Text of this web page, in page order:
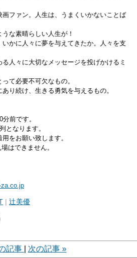
ファン。人生は、うまくいかないことば
な素晴らしい人生が！
かに人々に夢を与えてきたか。人々を支
人々に大切なメッセージを投げかけるミ
て必要不可欠なもの。
り続け、生きる勇気を与えるもの。
前です。
となります。
をお願い致します。
はできません。
辻美優
記事 次の記事 »